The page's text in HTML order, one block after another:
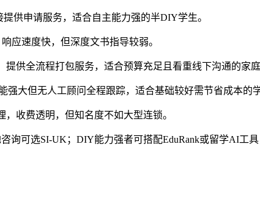
供申请服务，适合自主能力强的半DIY学生。
应速度快，但深度文书指导较弱。
供全流程打包服务，适合预算充足且看重线下沟通的家庭
大但无人工顾问全程跟踪，适合基础较好需节省成本的学
收费透明，但知名度不如大型连锁。
可选SI-UK；DIY能力强者可搭配EduRank或留学AI工